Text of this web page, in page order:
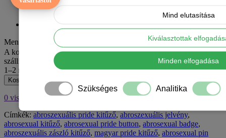
390 Ft
ÁFA nélkül: 307 Ft
Mennyiség
A kosár jelenlegi értékével még 15 000 Ft hiányzik az ingyenes
szállításhoz MPL csomagpontra vagy automatába.
1–2 munkanapon belül feladjuk.
Kosárba
0 visszajelzések/Visszajelzés írás
Címkék: abroszexuális pride kitűző, abroszexuális jelvény,
abrosexual kitűző, abrosexual pride button, abrosexual badge,
abroszexuális zászló kitűző, magyar pride kitűző, abrosexual pin
Mind elutasítása
Kiválasztottak
Minden elfogadása
Szükséges Analitika